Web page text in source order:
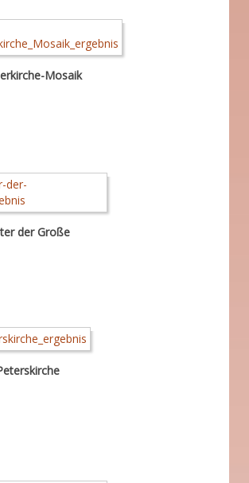
Mosaik
der Große